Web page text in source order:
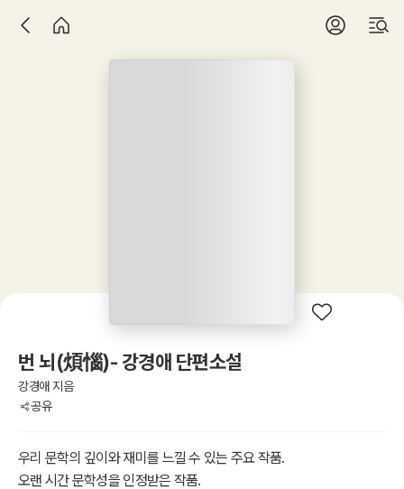
번 뇌(煩惱)- 강경애 단편소설
강경애 지음
공유
우리 문학의 깊이와 재미를 느낄 수 있는 주요 작품.
오랜 시간 문학성을 인정받은 작품.